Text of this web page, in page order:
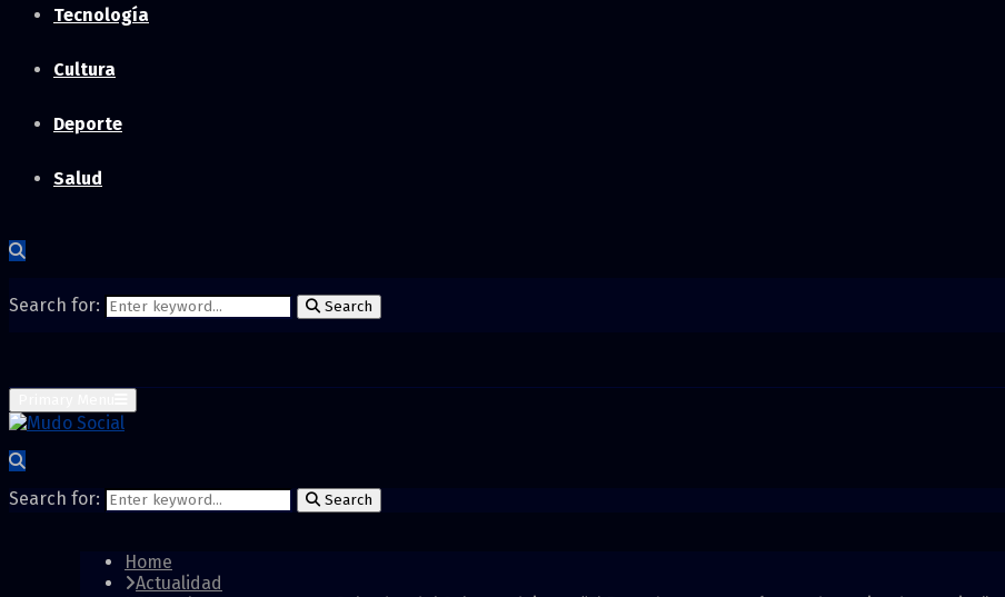
Tecnología
Cultura
Deporte
Salud
Search for: Search
Search for: Search
Home
Actualidad